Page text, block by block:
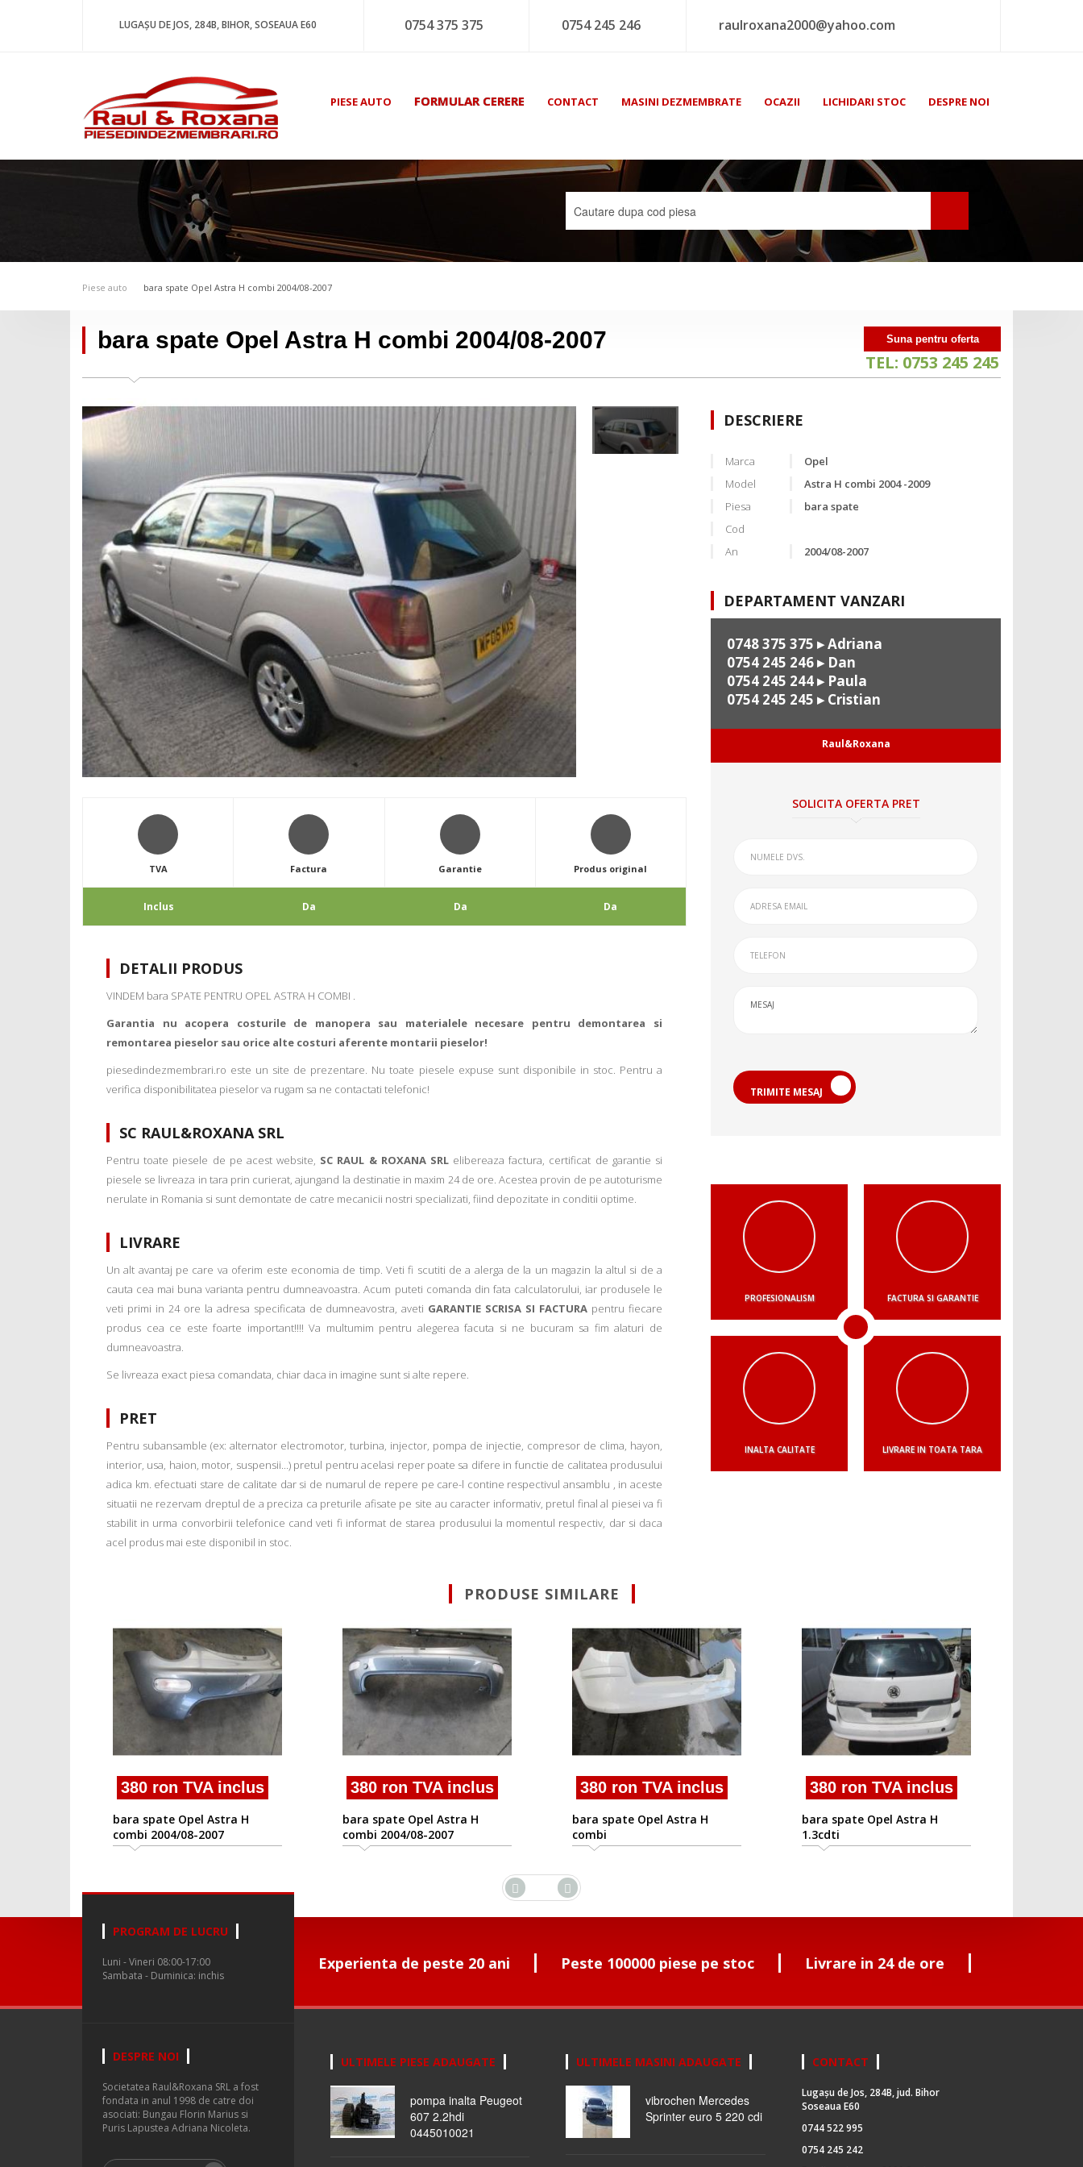
LUGAȘU DE JOS, 284B, BIHOR, SOSEAUA E60 0754 375 375 0754 245 246 raulroxana2000@yahoo.com
PIESE AUTO FORMULAR CERERE CONTACT MASINI DEZMEMBRATE OCAZII LICHIDARI STOC DESPRE NOI
Piese auto bara spate Opel Astra H combi 2004/08-2007
bara spate Opel Astra H combi 2004/08-2007 Suna pentru oferta
TEL: 0753 245 245
TVA
Inclus
Factura
Da
Garantie
Da
Produs original
Da
DETALII PRODUS
VINDEM bara SPATE PENTRU OPEL ASTRA H COMBI .
Garantia nu acopera costurile de manopera sau materialele necesare pentru demontarea si
remontarea pieselor sau orice alte costuri aferente montarii pieselor!
piesedindezmembrari.ro este un site de prezentare. Nu toate piesele expuse sunt disponibile in stoc. Pentru a
verifica disponibilitatea pieselor va rugam sa ne contactati telefonic!
SC RAUL&ROXANA SRL
Pentru toate piesele de pe acest website, SC RAUL & ROXANA SRLelibereaza factura, certificat de garantie si
piesele se livreaza in tara prin curierat, ajungand la destinatie in maxim 24 de ore. Acestea provin de pe autoturisme
nerulate in Romania si sunt demontate de catre mecanicii nostri specializati, fiind depozitate in conditii optime.
LIVRARE
Un alt avantaj pe care va oferim este economia de timp. Veti fi scutiti de a alerga de la un magazin la altul si de a
cauta cea mai buna varianta pentru dumneavoastra. Acum puteti comanda din fata calculatorului, iar produsele le
veti primi in 24 ore la adresa specificata de dumneavostra, aveti GARANTIE SCRISA SI FACTURA pentru fiecare
produs cea ce este foarte important!!!! Va multumim pentru alegerea facuta si ne bucuram sa fim alaturi de
dumneavoastra.
Se livreaza exact piesa comandata, chiar daca in imagine sunt si alte repere.
PRET
Pentru subansamble (ex: alternator electromotor, turbina, injector, pompa de injectie, compresor de clima, hayon,
interior, usa, haion, motor, suspensii...) pretul pentru acelasi reper poate sa difere in functie de calitatea produsului
adica km. efectuati stare de calitate dar si de numarul de repere pe care-l contine respectivul ansamblu , in aceste
situatii ne rezervam dreptul de a preciza ca preturile afisate pe site au caracter informativ, pretul final al piesei va fi
stabilit in urma convorbirii telefonice cand veti fi informat de starea produsului la momentul respectiv, dar si daca
acel produs mai este disponibil in stoc.
DESCRIERE
Marca
Opel
Model
Astra H combi 2004 -2009
Piesa
bara spate
Cod
An
2004/08-2007
DEPARTAMENT VANZARI
0748 375 375 ▸ Adriana
0754 245 246▸ Dan
0754 245 244▸ Paula
0754 245 245 ▸ Cristian
Raul&Roxana
SOLICITA OFERTA PRET
TRIMITE MESAJ
PROFESIONALISM FACTURA SI GARANTIE
INALTA CALITATE LIVRARE IN TOATA TARA
PRODUSE SIMILARE
380 ron TVA inclus
bara spate Opel Astra H
combi 2004/08-2007
380 ron TVA inclus
bara spate Opel Astra H
combi 2004/08-2007
380 ron TVA inclus
bara spate Opel Astra H
combi
380 ron TVA inclus
bara spate Opel Astra H
1.3cdti
Experienta de peste 20 ani Peste 100000 piese pe stoc Livrare in 24 de ore
PROGRAM DE LUCRU
Luni - Vineri 08:00-17:00
Sambata - Duminica: inchis
DESPRE NOI
Societatea Raul&Roxana SRL a fost
fondata in anul 1998 de catre doi
asociati: Bungau Florin Marius si
Puris Lapustea Adriana Nicoleta.
ULTIMELE PIESE ADAUGATE
pompa inalta Peugeot
607 2.2hdi
0445010021
ULTIMELE MASINI ADAUGATE
vibrochen Mercedes
Sprinter euro 5 220 cdi
CONTACT
Lugașu de Jos, 284B, jud. Bihor
Soseaua E60
0744 522 995
0754 245 242